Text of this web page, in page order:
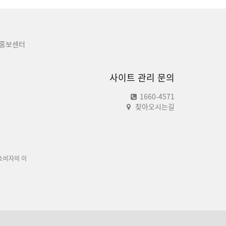
보센터
사이트 관리 문의
1660-4571
찾아오시는길
비자의 이